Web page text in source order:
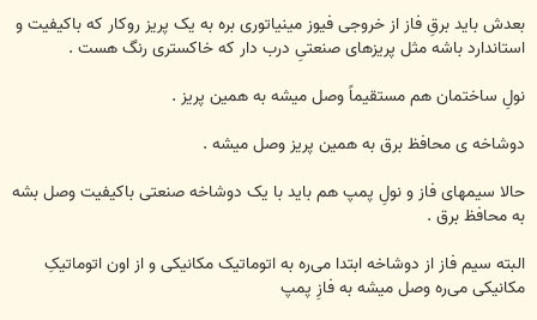
بعدش باید برقِ فاز از خروجی فیوز مینیاتوری بره به یک پریز روکار که باکیفیت و
استاندارد باشه مثل پریزهای صنعتیِ درب دار که خاکستری رنگ هست .
نولِ ساختمان هم مستقیماً وصل میشه به همین پریز .
دوشاخه ی محافظ برق به همین پریز وصل میشه .
حالا سیمهای فاز و نولِ پمپ هم باید با یک دوشاخه صنعتی باکیفیت وصل بشه
به محافظ برق .
البته سیم فاز از دوشاخه ابتدا می‌ره به اتوماتیک مکانیکی و از اون اتوماتیکِ
مکانیکی می‌ره وصل میشه به فازِ پمپ